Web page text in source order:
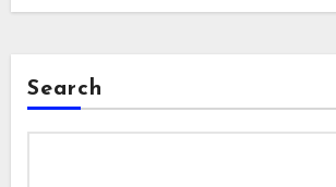
Search